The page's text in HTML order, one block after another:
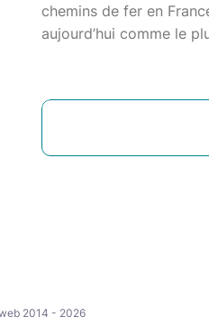
chemins de fer en
aujourd’hui comme le
2014 - 2026